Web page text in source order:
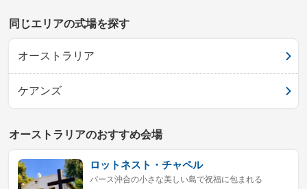
同じエリアの式場を探す
オーストラリア
ケアンズ
オーストラリアのおすすめ会場
ロットネスト・チャペル
パース沖合の小さな美しい島で祝福に包まれる